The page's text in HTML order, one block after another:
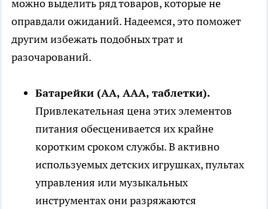
можно выделить ряд товаров, которые не
оправдали ожиданий. Надеемся, это поможет
другим избежать подобных трат и
разочарований.
Батарейки (АА, ААА, таблетки).
Привлекательная цена этих элементов
питания обесценивается их крайне
коротким сроком службы. В активно
используемых детских игрушках, пультах
управления или музыкальных
инструментах они разряжаются